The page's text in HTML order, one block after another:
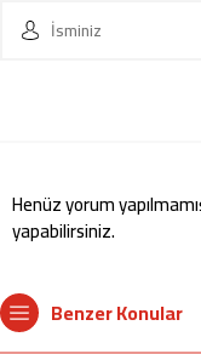
Henüz yorum
yapabilirsiniz.
Benzer Konular